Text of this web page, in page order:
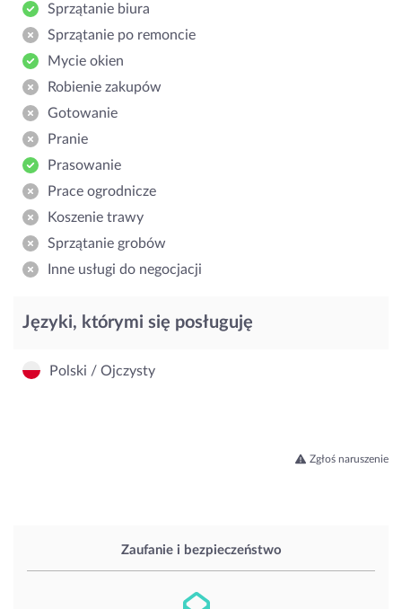
Zaufanie i bezpieczeństwo
Sprzątanie biura
Sprzątanie po remoncie
Mycie okien
Robienie zakupów
Gotowanie
Pranie
Prasowanie
Prace ogrodnicze
Koszenie trawy
Sprzątanie grobów
Inne usługi do negocjacji
Języki, którymi się posługuję
Polski / Ojczysty
Zgłoś naruszenie